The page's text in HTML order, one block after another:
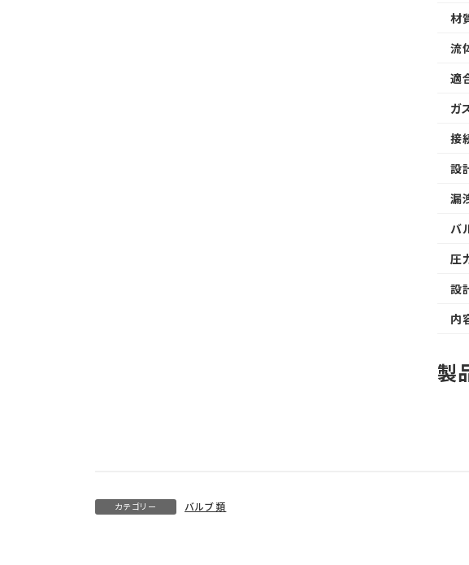
材
流
適
ガ
接
設
漏
バ
圧
設
内
製
カテゴリー バルブ類